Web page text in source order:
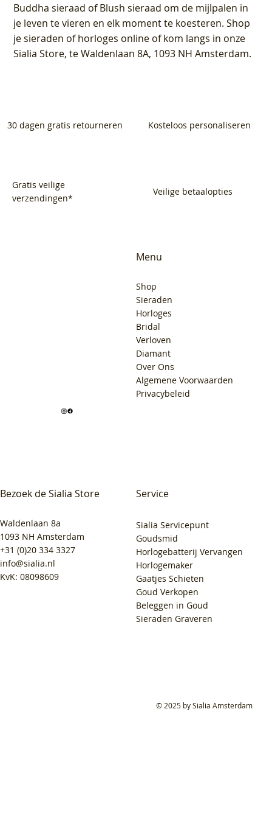
Buddha sieraad of Blush sieraad om de mijlpalen in
je leven te vieren en elk moment te koesteren. Shop
je sieraden of horloges online of kom langs in onze
Sialia Store, te Waldenlaan 8A, 1093 NH Amsterdam.
30 dagen gratis retourneren Kosteloos personaliseren
Gratis veilige
verzendingen*
Veilige betaalopties
Bezoek de Sialia Store
Waldenlaan 8a
1093 NH Amsterdam
+31 (0)20 334 3327
info@sialia.nl
KvK: 08098609
Menu
Shop
Sieraden
Horloges
Bridal
Verloven
Diamant
Over Ons
Algemene Voorwaarden
Privacybeleid
Service
Sialia Servicepunt
Goudsmid
Horlogebatterij Vervangen
Horlogemaker
Gaatjes Schieten
Goud Verkopen
Beleggen in Goud
Sieraden Graveren
© 2025 by Sialia Amsterdam